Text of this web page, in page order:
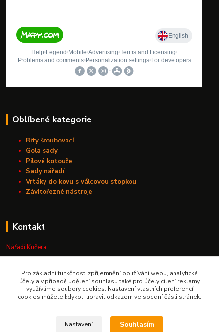
Oblíbené kategorie
Bity šroubovací
Gola sady
Pilové kotouče
Sady nářadí
Vrtáky do kovu s válcovou stopkou
Závitořezné nástroje
Kontakt
Nářadí Kučera
+420 603 209 791
info@naradikucera.cz
Pro základní funkčnost, zpříjemnění používání webu, analytické
účely a v případě udělení souhlasu také pro účely cílení reklamy
využíváme soubory cookies. Nastavení vlastních preferencí
cookies můžete kdykoli upravit odkazem ve spodní části stránek.
Nastavení Souhlasím